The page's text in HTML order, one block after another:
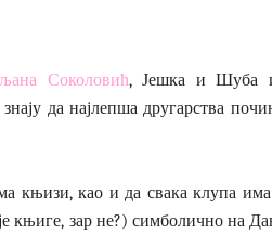
Соколовић, Јешка и Шуба из
да најлепша другарства
као и да свака клупа има
књиге, зар не?) симболично на